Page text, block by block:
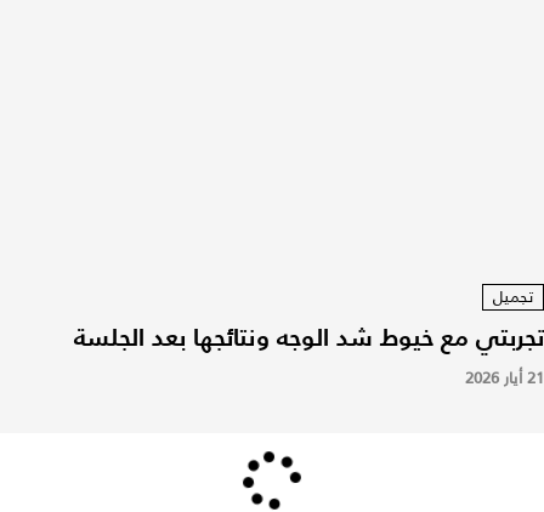
تجميل
تجربتي مع خيوط شد الوجه ونتائجها بعد الجلسة
21 أيار 2026